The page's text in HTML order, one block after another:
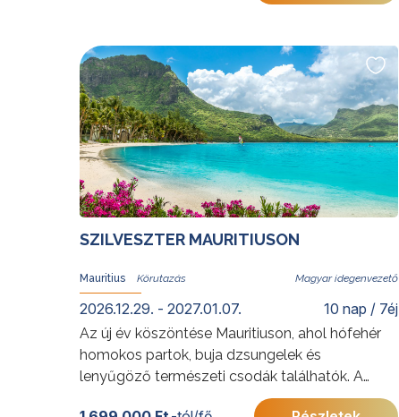
különleges Nazca-vonalak, a Ballestas-
szigetek lenyűgöző állatvilága mellett
természetesen nem maradhatnak el Cusco
inka kori kincsei és a Machu Picchu semmihez
sem hasonlító élménye sem. A szent völgyben
lámák társaságában sétálva, vagy a sivatagi
naplementében vacsorázva ennek a rendkívüli
országnak szavakkal nem kifejezhető világa is
További érdekességekért Peruról kattintson
Előkészületben: 2027. május 15-24.
SZILVESZTER MAURITIUSON
Mauritius Magyar idegenvezető
2026.12.29. - 2027.01.07. 10 nap / 7éj
Az új év köszöntése Mauritiuson, ahol hófehér
homokos partok, buja dzsungelek és
lenyűgöző természeti csodák találhatók. A
varázslatos sziget felfedezése, amelyet Mark